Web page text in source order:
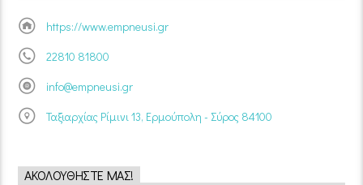
https://www.empneusi.gr
22810 81800
info@empneusi.gr
Ταξιαρχίας Ρίμινι 13, Ερμούπολη - Σύρος 84100
ΑΚΟΛΟΥΘΉΣΤΕ ΜΑΣ!